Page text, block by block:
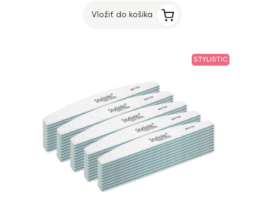
Vložiť do košíka
STYLISTIC